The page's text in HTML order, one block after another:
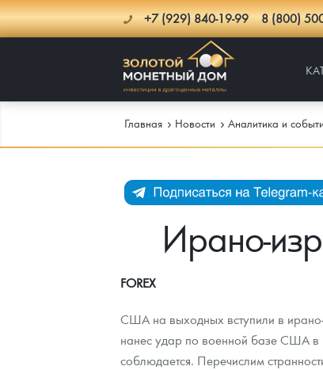
+7 (929) 840-19-99 8 (800)
Каталог
Инвестиционные монеты
Монеты Россия и СССР
Иностранные
Памятные и старинные монеты
Памятные монеты России и СССР
Монеты Царской России
Монеты стран мира после 1950г
Монеты и жетоны ЗМД
Георгий Победоносец
Как сделать заказ
Подлинность монет
Клуб ЗМД
Гарантии
Услуги
Подбор монет
Информация
Новости
Аналитика и события
Котировки
Главная Новости Аналитика и
Ирано-
FOREX
США на выходных вступили в
нанес удар по военной базе США в
соблюдается. Перечислим